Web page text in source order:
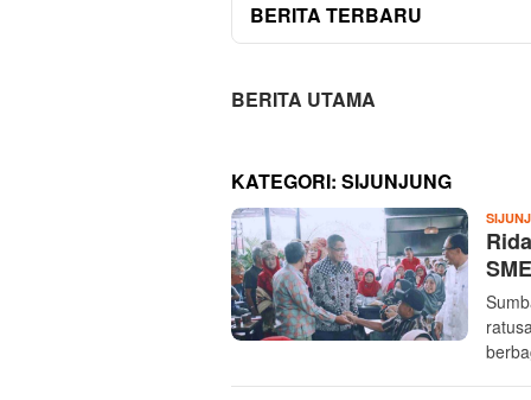
BERITA TERBARU
BERITA UTAMA
KATEGORI: SIJUNJUNG